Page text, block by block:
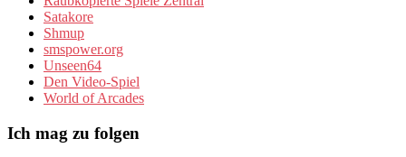
Satakore
Shmup
smspower.org
Unseen64
Den Video-Spiel
World of Arcades
Ich mag zu folgen